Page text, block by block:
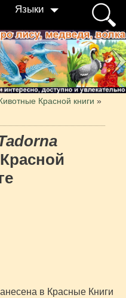
Языки
Красной книги »
в Красные Книги